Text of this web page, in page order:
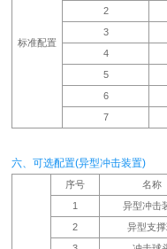
标准配置
2
3
4
5
6
7
六、可选配置(异型冲击装置)
序号 名称
1
异型冲击
2
异型支